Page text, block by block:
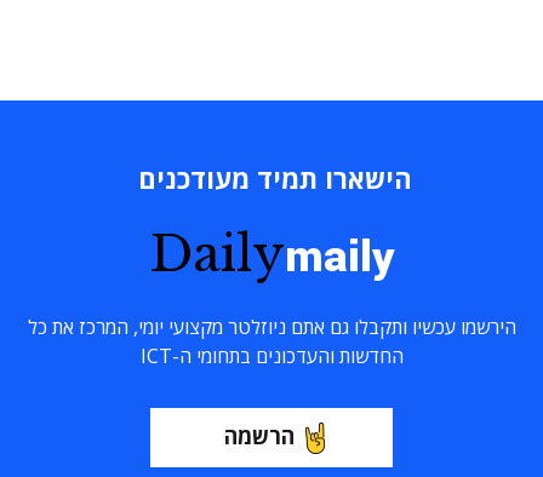
הישארו תמיד מעודכנים
Dailymaily
הירשמו עכשיו ותקבלו גם אתם ניוזלטר מקצועי יומי, המרכז את כל
החדשות והעדכונים בתחומי ה-ICT
הרשמה